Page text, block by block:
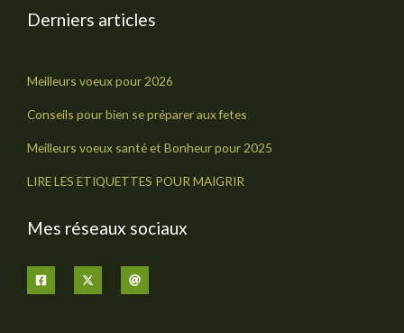
Derniers articles
Meilleurs voeux pour 2026
Conseils pour bien se préparer aux fetes
Meilleurs voeux santé et Bonheur pour 2025
LIRE LES ETIQUETTES POUR MAIGRIR
Mes réseaux sociaux